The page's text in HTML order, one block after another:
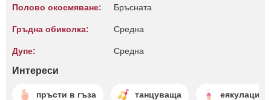
Полово окосмяване: Бръсната
Гръдна обиколка: Среднa
Дупе: Среднa
Интереси
пръсти в гъза танцуваща еякулация